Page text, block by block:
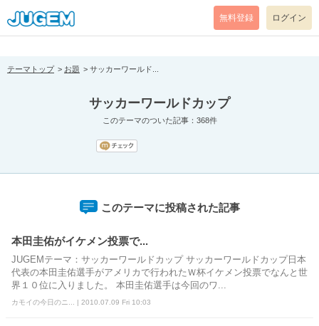
[pear_error: message="Success" code=0 mode=return level=notice
prefix="" info=""]
無料登録 ログイン
テーマトップ お題 サッカーワールド...
サッカーワールドカップ
このテーマのついた記事：368件
このテーマに投稿された記事
本田圭佑がイケメン投票で...
JUGEMテーマ：サッカーワールドカップ サッカーワールドカップ日本
代表の本田圭佑選手がアメリカで行われたＷ杯イケメン投票でなんと世
界１０位に入りました。 本田圭佑選手は今回のワ...
カモイの今日のニ... | 2010.07.09 Fri 10:03